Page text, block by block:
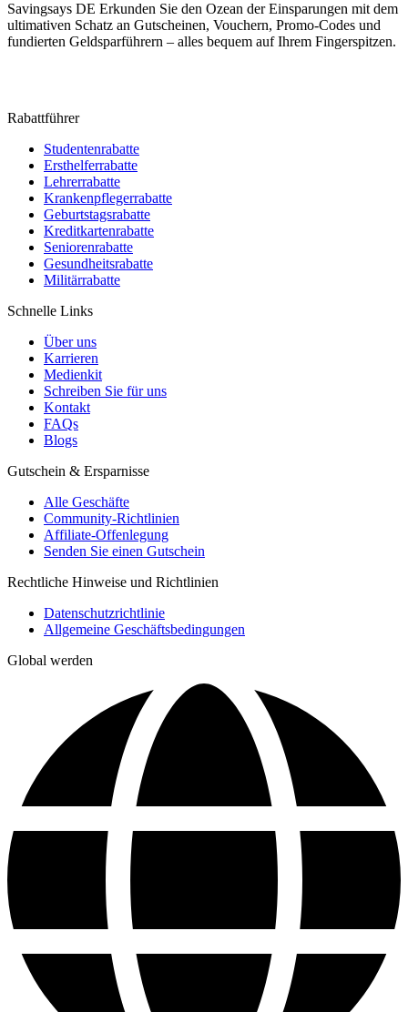
Savingsays DE Erkunden Sie den Ozean der Einsparungen mit dem
ultimativen Schatz an Gutscheinen, Vouchern, Promo-Codes und
fundierten Geldsparführern – alles bequem auf Ihrem Fingerspitzen.
Rabattführer
Studentenrabatte
Ersthelferrabatte
Lehrerrabatte
Krankenpflegerrabatte
Geburtstagsrabatte
Kreditkartenrabatte
Seniorenrabatte
Gesundheitsrabatte
Militärrabatte
Schnelle Links
Über uns
Karrieren
Medienkit
Schreiben Sie für uns
Kontakt
FAQs
Blogs
Gutschein & Ersparnisse
Alle Geschäfte
Community-Richtlinien
Affiliate-Offenlegung
Senden Sie einen Gutschein
Rechtliche Hinweise und Richtlinien
Datenschutzrichtlinie
Allgemeine Geschäftsbedingungen
Global werden